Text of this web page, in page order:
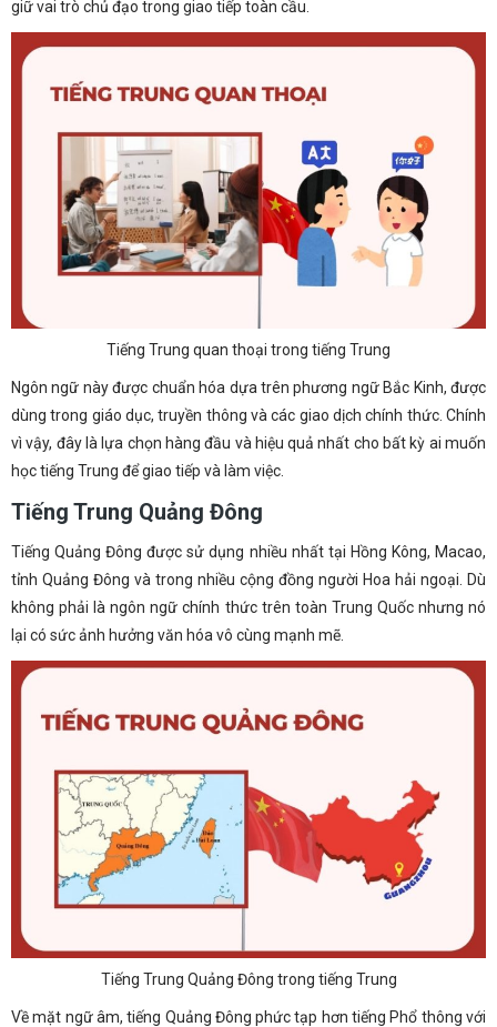
giữ vai trò chủ đạo trong giao tiếp toàn cầu.
Tiếng Trung quan thoại trong tiếng Trung
Ngôn ngữ này được chuẩn hóa dựa trên phương ngữ Bắc Kinh, được
dùng trong giáo dục, truyền thông và các giao dịch chính thức. Chính
vì vậy, đây là lựa chọn hàng đầu và hiệu quả nhất cho bất kỳ ai muốn
học tiếng Trung để giao tiếp và làm việc.
Tiếng Trung Quảng Đông
Tiếng Quảng Đông được sử dụng nhiều nhất tại Hồng Kông, Macao,
tỉnh Quảng Đông và trong nhiều cộng đồng người Hoa hải ngoại. Dù
không phải là ngôn ngữ chính thức trên toàn Trung Quốc nhưng nó
lại có sức ảnh hưởng văn hóa vô cùng mạnh mẽ.
Tiếng Trung Quảng Đông trong tiếng Trung
Về mặt ngữ âm, tiếng Quảng Đông phức tạp hơn tiếng Phổ thông với